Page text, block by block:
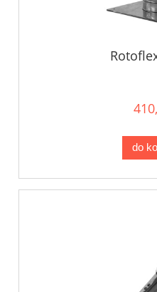
do